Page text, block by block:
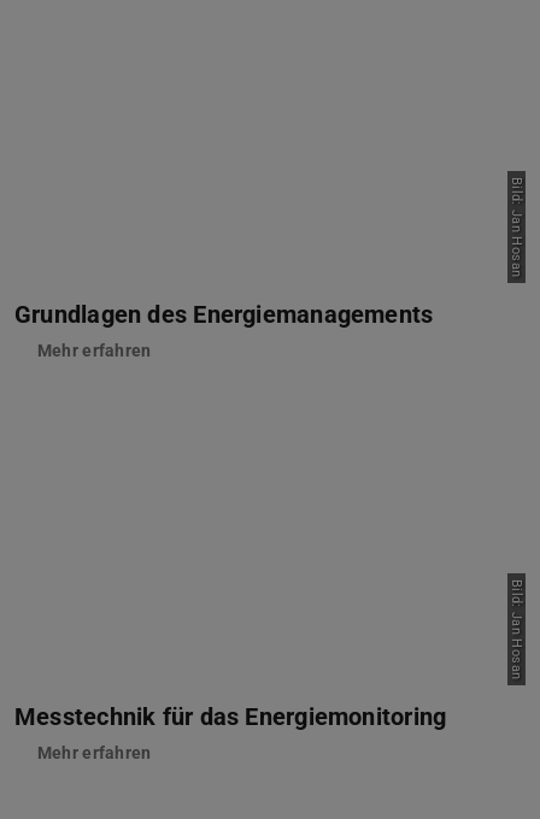
Bild: Jan Hosan
Grundlagen des Energiemanagements
Mehr erfahren
Bild: Jan Hosan
Messtechnik für das Energiemonitoring
Mehr erfahren